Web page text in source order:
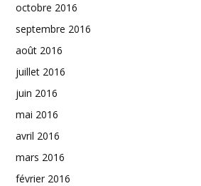
octobre 2016
septembre 2016
août 2016
juillet 2016
juin 2016
mai 2016
avril 2016
mars 2016
février 2016